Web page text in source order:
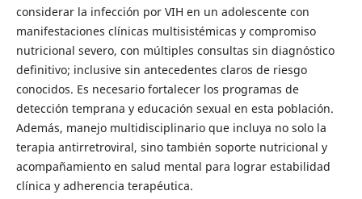
considerar la infección por VIH en un adolescente con
manifestaciones clínicas multisistémicas y compromiso
nutricional severo, con múltiples consultas sin diagnóstico
definitivo; inclusive sin antecedentes claros de riesgo
conocidos. Es necesario fortalecer los programas de
detección temprana y educación sexual en esta población.
Además, manejo multidisciplinario que incluya no solo la
terapia antirretroviral, sino también soporte nutricional y
acompañamiento en salud mental para lograr estabilidad
clínica y adherencia terapéutica.